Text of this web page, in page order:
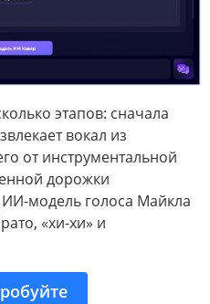
этапов: сначала
вокал из
от инструментальной
дорожки
модель голоса Майкла
«хи-хи» и